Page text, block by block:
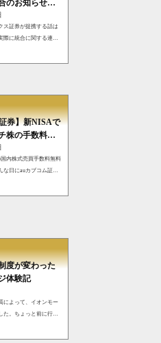
のお知らせが
ス証券が提携する話は
際に統合に関する連絡
行のほうは住宅ローン
その関係で勧められた
な商品と思えるものが
い。前回書いたように
ス証券の仲介口座とな
とができなくなる。イ
券】新NISAで
株の手数料無
はデイト...
内株式売買手数料無料
な日にauカブコム証券
、楽天、マネックス、
中では、マネックスは
松井証券は米国株に限
ている。SBI証券もさら
場合は海外株、ETFの
度が変わった
体験記
によって、イオンモー
た。ちょっと前に行っ